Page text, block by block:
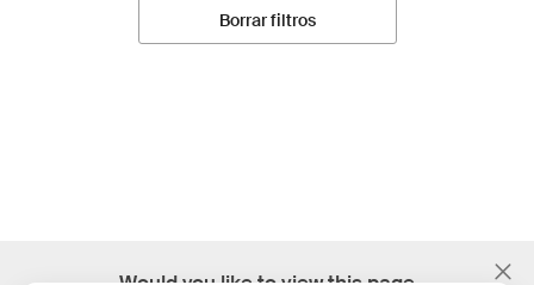
Borrar filtros